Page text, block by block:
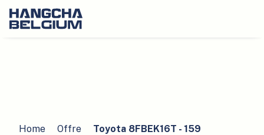
Home Offre Toyota 8FBEK16T - 159